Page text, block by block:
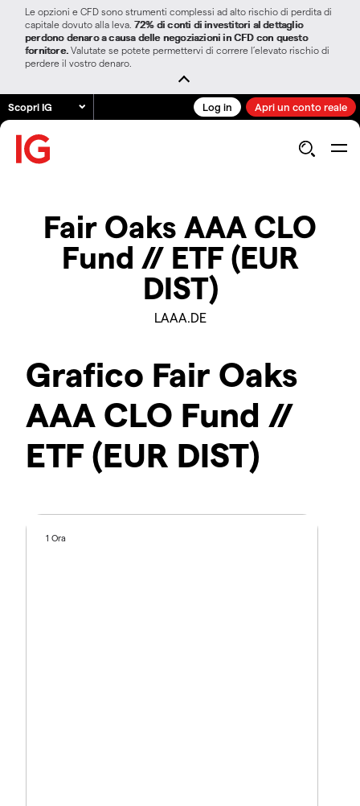
Le opzioni e CFD sono strumenti complessi ad alto rischio di perdita di
capitale dovuto alla leva. 72% di conti di investitori al dettaglio
perdono denaro a causa delle negoziazioni in CFD con questo
fornitore. Valutate se potete permettervi di correre l’elevato rischio di
perdere il vostro denaro.
Scopri IG Log in Apri un conto reale
Fair Oaks AAA CLO
Fund // ETF (EUR
DIST)
LAAA.DE
Grafico Fair Oaks
AAA CLO Fund //
ETF (EUR DIST)
1 Ora